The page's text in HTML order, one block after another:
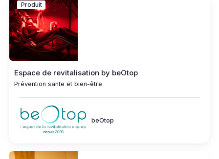
Produit
Espace de revitalisation by beOtop
Prévention sante et bien-être
beOtop